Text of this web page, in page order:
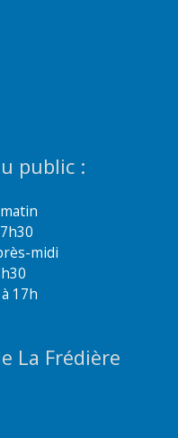
public :
midi
17h
La Frédière